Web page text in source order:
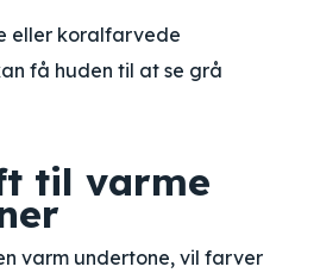
eller koralfarvede
få huden til at se grå
til varme
varm undertone, vil farver